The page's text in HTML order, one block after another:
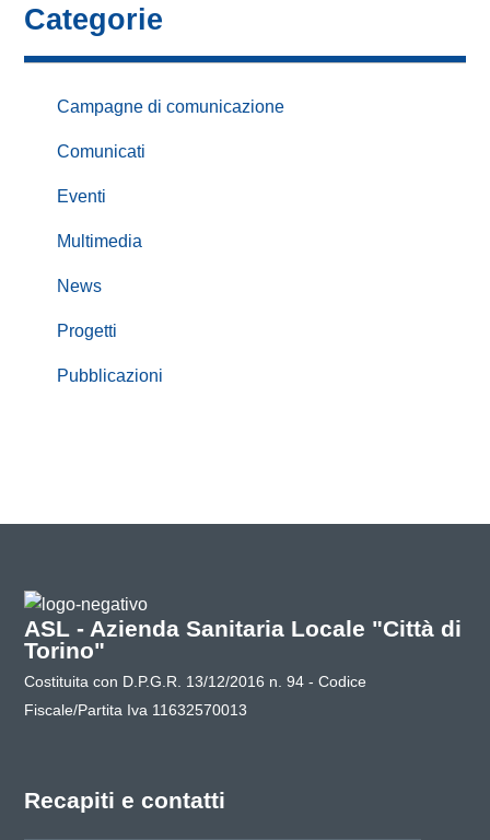
Categorie
Campagne di comunicazione
Comunicati
Eventi
Multimedia
News
Progetti
Pubblicazioni
ASL - Azienda Sanitaria Locale "Città di
Torino"
Costituita con D.P.G.R. 13/12/2016 n. 94 - Codice
Fiscale/Partita Iva 11632570013
Recapiti e contatti